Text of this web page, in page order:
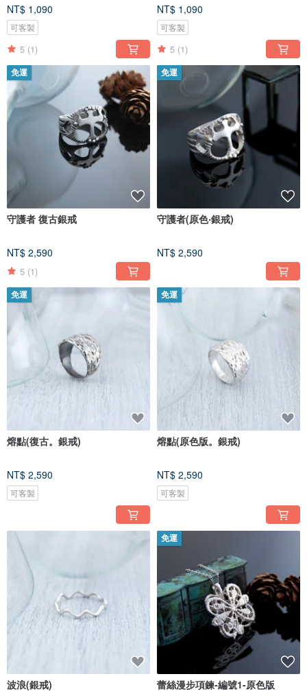
NT$ 1,090
可客製
5 (1)
NT$ 1,090
可客製
5 (1)
免運
守護者 復古銀戒
NT$ 2,590
5 (1)
免運
守護者(原色‧銀戒)
NT$ 2,590
免運
熔點(復古。銀戒)
NT$ 2,590
可客製
免運
熔點(原色版。銀戒)
NT$ 2,590
可客製
波浪(銀戒)
免運
蕾絲漫步項鍊-編號1-原色版